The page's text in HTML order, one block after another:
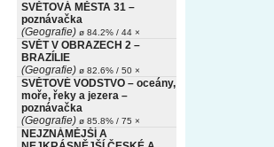
SVĚTOVÁ MĚSTA 31 –
poznávačka
(Geografie) ø 84.2% / 44 ×
SVĚT V OBRAZECH 2 –
BRAZÍLIE
(Geografie) ø 82.6% / 50 ×
SVĚTOVÉ VODSTVO – oceány,
moře, řeky a jezera –
poznávačka
(Geografie) ø 85.8% / 75 ×
NEJZNÁMĚJŠÍ A